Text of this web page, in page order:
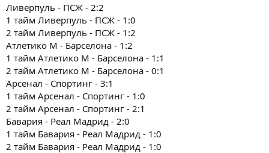
Ливерпуль - ПСЖ - 2:2
1 тайм Ливерпуль - ПСЖ - 1:0
2 тайм Ливерпуль - ПСЖ - 1:2
Атлетико М - Барселона - 1:2
1 тайм Атлетико М - Барселона - 1:1
2 тайм Атлетико М - Барселона - 0:1
Арсенал - Спортинг - 3:1
1 тайм Арсенал - Спортинг - 1:0
2 тайм Арсенал - Спортинг - 2:1
Бавария - Реал Мадрид - 2:0
1 тайм Бавария - Реал Мадрид - 1:0
2 тайм Бавария - Реал Мадрид - 1:0